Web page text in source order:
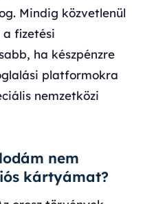
Mindig közvetlenül
a fizetési
ha készpénzre
platformokra
nemzetközi
nem
kártyámat?